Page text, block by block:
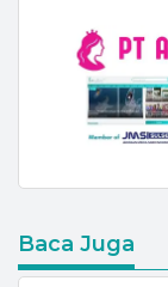
Baca Juga